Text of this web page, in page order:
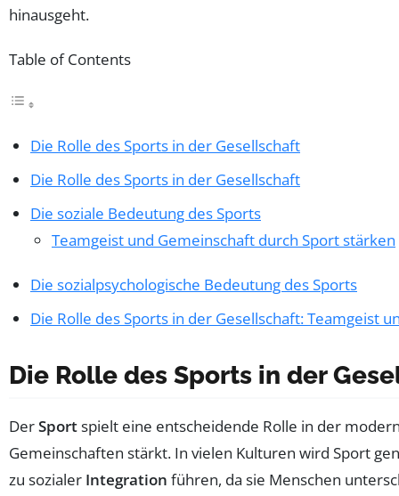
hinausgeht.
Table of Contents
Die Rolle des Sports in der Gesellschaft
Die Rolle des Sports in der Gesellschaft
Die soziale Bedeutung des Sports
Teamgeist und Gemeinschaft durch Sport stärken
Die sozialpsychologische Bedeutung des Sports
Die Rolle des Sports in der Gesellschaft: Teamgeist
Die Rolle des Sports in der
DerSportspielt eine entscheidende Rolle in der
Gemeinschaften stärkt. In vielen Kulturen wird Sport
zu sozialer Integration führen, da sie Menschen